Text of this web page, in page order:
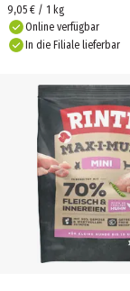
9,05 € / 1 kg
Online verfügbar
In die Filiale lieferbar